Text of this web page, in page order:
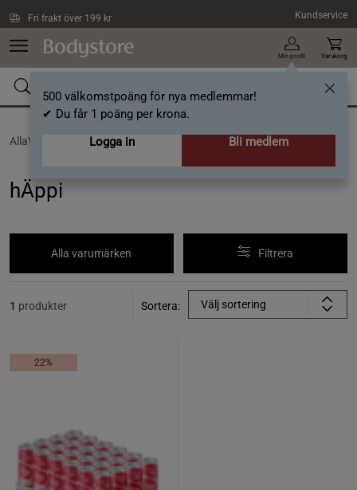
Fri frakt över 199 kr Kundservice
Min profil
500 välkomstpoäng för nya medlemmar!
✔ Du får 1 poäng per krona.
Logga in
Bli medlem
Varukorg
AllaVarumärken /hÄppi
hÄppi
Alla varumärken Filtrera
1 produkter Sortera: Välj sortering
22%